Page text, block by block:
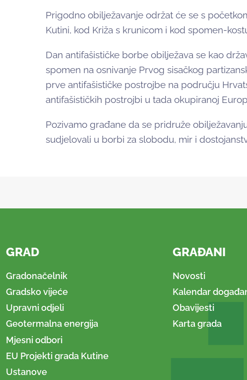
Prigodno obilježavanje održat će se s
Kutini, kod Križa s krunicom i kod spomen-
Dan antifašističke borbe obilježava se kao
spomen na osnivanje Prvog sisačkog
prve antifašističke postrojbe na području
antifašističkih postrojbi u tada okupiranoj
Pozivamo građane da se pridruže
sudjelovali u borbi za slobodu, mir i
GRAD
Gradonačelnik
Gradsko vijeće
Upravni odjeli
Geotermalna energija
Mjesni odbori
EU Projekti grada Kutine
Ustanove
GRAĐANI
Novosti
Kalendar
Obavijesti
Karta grada